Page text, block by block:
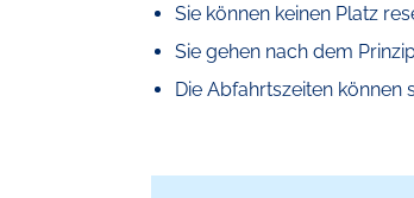
Sie können keinen Platz
Sie gehen nach dem
Die Abfahrtszeiten können